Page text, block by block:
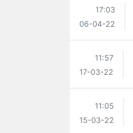
17:03
06-04-22
11:57
17-03-22
11:05
15-03-22